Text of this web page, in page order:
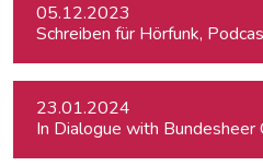
05.12.2023
Schreiben für Hörfunk,
23.01.2024
In Dialogue with Bundesheer